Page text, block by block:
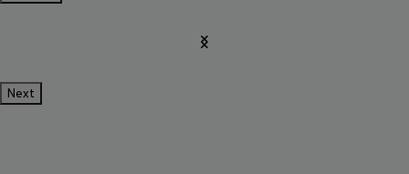
Next